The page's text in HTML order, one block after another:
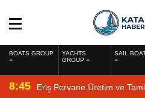
BOATS GROUP
YACHTS
GROUP
SAIL
8:45 Eriş Pervane Üretim ve